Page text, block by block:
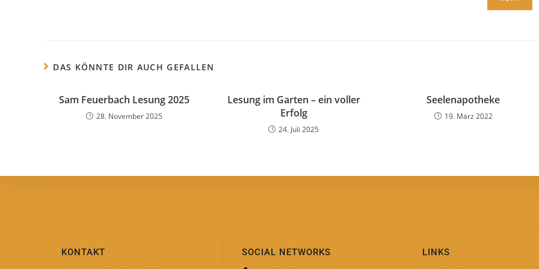
DAS KÖNNTE DIR AUCH GEFALLEN
Sam Feuerbach Lesung 2025
28. November 2025
Lesung im Garten – ein voller
Erfolg
24. Juli 2025
Seelenapotheke
19. März 2022
KONTAKT SOCIAL NETWORKS LINKS